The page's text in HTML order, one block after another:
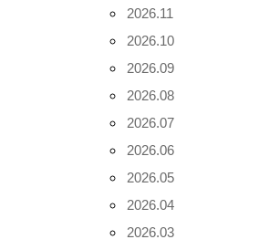
2026.11
2026.10
2026.09
2026.08
2026.07
2026.06
2026.05
2026.04
2026.03